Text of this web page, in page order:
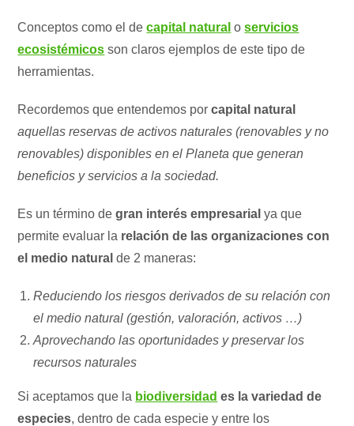
Conceptos como el decapital natural oservicios
ecosistémicos son claros ejemplos de este tipo de
herramientas.
Recordemos que entendemos por capital natural
aquellas reservas de activos naturales (renovables y no
renovables) disponibles en el Planeta que generan
beneficios y servicios a la sociedad.
Es un término degran interés empresarial ya que
permite evaluar la relación de las organizaciones con
el medio natural de 2 maneras:
Reduciendo los riesgos derivados de su relación con
el medio natural (gestión, valoración, activos …)
Aprovechando las oportunidades y preservar los
recursos naturales
Si aceptamos que la biodiversidad es la variedad de
especies, dentro de cada especie y entre los